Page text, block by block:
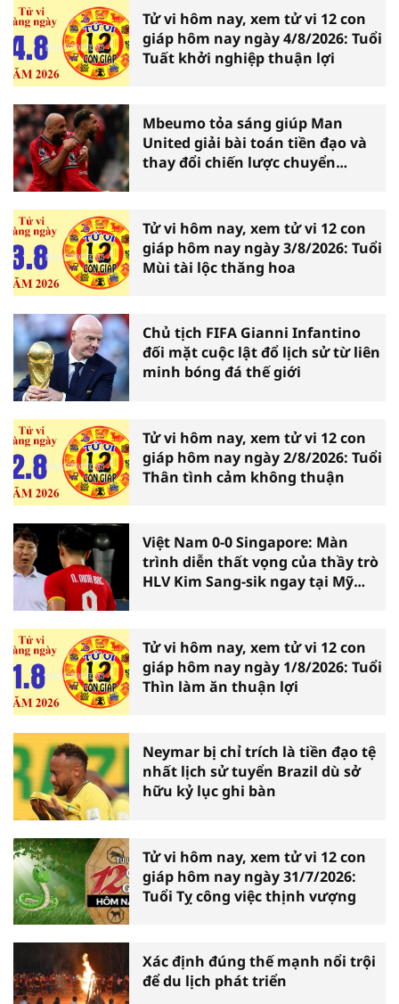
Tử vi hôm nay, xem tử vi 12 con
giáp hôm nay ngày 4/8/2026: Tuổi
Tuất khởi nghiệp thuận lợi
Mbeumo tỏa sáng giúp Man
United giải bài toán tiền đạo và
thay đổi chiến lược chuyển
Tử vi hôm nay, xem tử vi 12 con
giáp hôm nay ngày 3/8/2026: Tuổi
Mùi tài lộc thăng hoa
Chủ tịch FIFA Gianni Infantino
đối mặt cuộc lật đổ lịch sử từ liên
minh bóng đá thế giới
Tử vi hôm nay, xem tử vi 12 con
giáp hôm nay ngày 2/8/2026: Tuổi
Thân tình cảm không thuận
Việt Nam 0-0 Singapore: Màn
trình diễn thất vọng của thầy trò
HLV Kim Sang-sik ngay tại Mỹ
Tử vi hôm nay, xem tử vi 12 con
giáp hôm nay ngày 1/8/2026: Tuổi
Thìn làm ăn thuận lợi
Neymar bị chỉ trích là tiền đạo tệ
nhất lịch sử tuyển Brazil dù sở
hữu kỷ lục ghi bàn
Tử vi hôm nay, xem tử vi 12 con
giáp hôm nay ngày 31/7/2026:
Tuổi Tỵ công việc thịnh vượng
Xác định đúng thế mạnh nổi trội
để du lịch phát triển